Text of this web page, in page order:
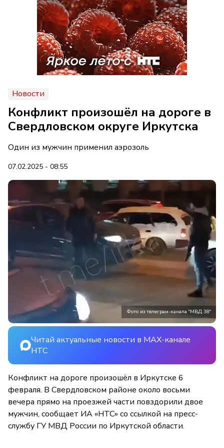
Новости
Конфликт произошёл на дороге в
Свердловском округе Иркутска
Один из мужчин применил аэрозоль
07.02.2025 - 08:55
Фото из телеграм-канала "МВД 38"
Читай актуальные новости в MAX-канале
НТС
Конфликт на дороге произошёл в Иркутске 6
февраля. В Свердловском районе около восьми
вечера прямо на проезжей части повздорили двое
мужчин, сообщает ИА «НТС» со ссылкой на пресс-
службу ГУ МВД России по Иркутской области.